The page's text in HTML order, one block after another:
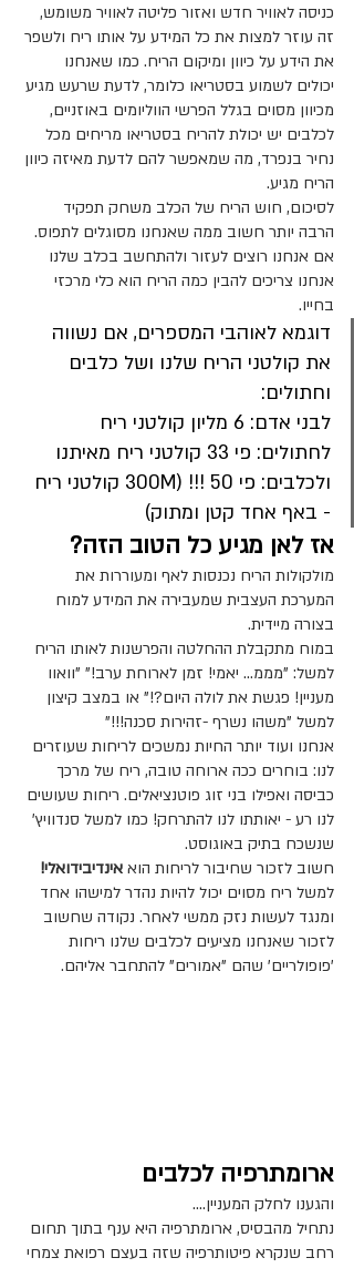
כניסה לאוויר חדש ואזור פליטה לאוויר משומש,
זה עוזר למצות את כל המידע על אותו ריח ולשפר
את הידע על כיוון ומיקום הריח. כמו שאנחנו
יכולים לשמוע בסטריאו כלומר, לדעת שרעש מגיע
מכיוון מסוים בגלל הפרשי הווליומים באוזניים,
לכלבים יש יכולת להריח בסטריאו מריחים מכל
נחיר בנפרד, מה שמאפשר להם לדעת מאיזה כיוון
הריח מגיע.
לסיכום, חוש הריח של הכלב משחק תפקיד
הרבה יותר חשוב ממה שאנחנו מסוגלים לתפוס.
אם אנחנו רוצים לעזור ולהתחשב בכלב שלנו
אנחנו צריכים להבין כמה הריח הוא כלי מרכזי
בחייו.
דוגמא לאוהבי המספרים, אם נשווה
את קולטני הריח שלנו ושל כלבים
וחתולים:
לבני אדם: 6 מליון קולטני ריח
לחתולים: פי 33 קולטני ריח מאיתנו
ולכלבים: פי 50 !!! (300M קולטני ריח
- באף אחד קטן ומתוק)
אז לאן מגיע כל הטוב הזה?
מולקולות הריח נכנסות לאף ומעוררות את
המערכת העצבית שמעבירה את המידע למוח
בצורה מיידית.
במוח מתקבלת ההחלטה והפרשנות לאותו הריח
למשל: "מממ… יאמי! זמן לארוחת ערב!" "וואוו
מעניין! פגשת את לולה היום?!" או במצב קיצון
למשל "משהו נשרף -זהירות סכנה!!!"
אנחנו ועוד יותר החיות נמשכים לריחות שעוזרים
לנו: בוחרים ככה ארוחה טובה, ריח של מרכך
כביסה ואפילו בני זוג פוטנציאלים. ריחות שעושים
לנו רע - יאותתו לנו להתרחק! כמו למשל סנדוויץ'
שנשכח בתיק באוגוסט.
חשוב לזכור שחיבור לריחות הוא אינדיבידואלי!
למשל ריח מסוים יכול להיות נהדר למישהו אחד
ומנגד לעשות נזק ממשי לאחר. נקודה שחשוב
לזכור שאנחנו מציעים לכלבים שלנו ריחות
'פופולריים' שהם "אמורים" להתחבר אליהם.
ארומתרפיה לכלבים
והגענו לחלק המעניין….
נתחיל מהבסיס, ארומתרפיה היא ענף בתוך תחום
רחב שנקרא פיטותרפיה שזה בעצם רפואת צמחי